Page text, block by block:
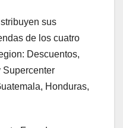
sus
de los cuatro
Descuentos,
Supercenter
Honduras,